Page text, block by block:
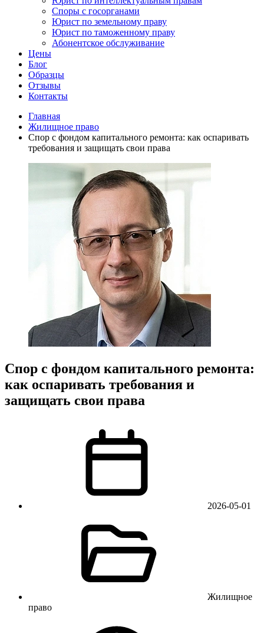
Споры с госорганами
Юрист по земельному праву
Юрист по таможенному праву
Абонентское обслуживание
Цены
Блог
Образцы
Отзывы
Контакты
Главная
Жилищное право
Спор с фондом капитального ремонта: как оспаривать
требования и защищать свои права
Спор с фондом капитального ремонта:
как оспаривать требования и
защищать свои права
2026-05-01
Жилищное
право